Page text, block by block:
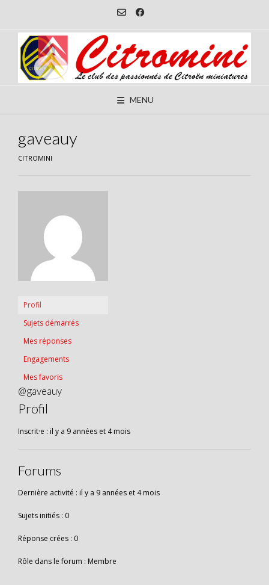
content
MENU
gaveauy
CITROMINI
Profil
Sujets démarrés
Mes réponses
Engagements
Mes favoris
@gaveauy
Profil
Inscrit·e : il y a 9 années et 4 mois
Forums
Dernière activité : il y a 9 années et 4 mois
Sujets initiés : 0
Réponse crées : 0
Rôle dans le forum : Membre